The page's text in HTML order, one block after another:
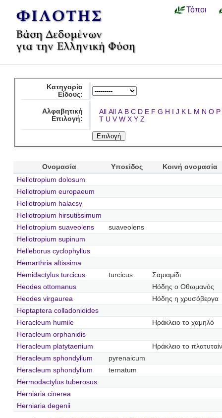
Τόποι
Κατηγορία
Είδους:
Αλφαβητική
Επιλογή:
All All A B C D E F G H I J K L M N O P
T U V W X Y Z
Ονομασία Υποείδος
Κοινή ονομασία
Heliotropium dolosum
Heliotropium europaeum
Heliotropium halacsy
Heliotropium hirsutissimum
Heliotropium suaveolens
suaveolens
Heliotropium supinum
Helleborus cyclophyllus
Hemarthria altissima
Hemidactylus turcicus
turcicus
Σαμιαμίδι
Heodes ottomanus
Ηόδης ο Οθωμανός
Heodes virgaurea
Ηόδης η χρυσόβεργα
Heptaptera colladonioides
Heracleum humile
Ηράκλειο το χαμηλό
Heracleum orphanidis
Heracleum platytaenium
Ηράκλειο το
Heracleum sphondylium
pyrenaicum
Heracleum sphondylium
ternatum
Hermodactylus tuberosus
Herniaria cinerea
Herniaria degenii